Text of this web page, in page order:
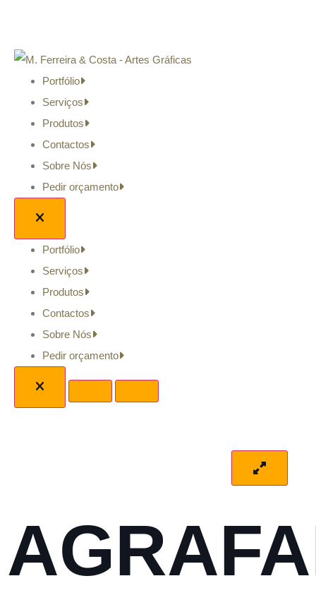
Portfólio
Serviços
Produtos
Contactos
Sobre Nós
Pedir orçamento
Portfólio
Serviços
Produtos
Contactos
Sobre Nós
Pedir orçamento